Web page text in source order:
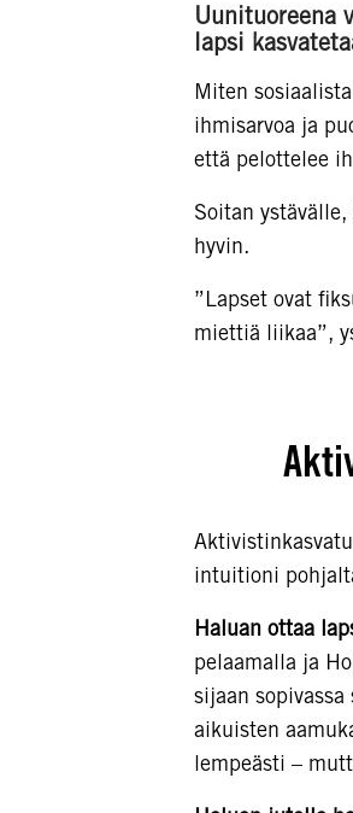
Uunituoreena
lapsi
Miten
ihmisarvoa ja
että pelottelee
Soitan
hyvin.
”Lapset ovat
miettiä liikaa”,
intuitioni
Haluan ottaa
pelaamalla ja
sijaan
aikuisten
lempeästi –